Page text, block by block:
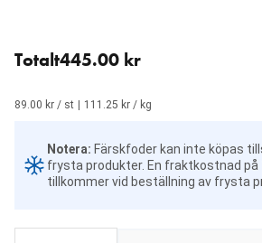
Totalt445.00 kr
89.00 kr / st 111.25 kr / kg
Notera: Färskfoder kan inte köpas
frysta produkter. En fraktkostnad på
tillkommer vid beställning av frysta